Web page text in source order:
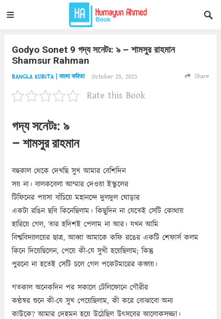
Godyo Sonet 9 গদ্য সনেটঃ: ৯ – শামসুর রাহমান
Shamsur Rahman
BANGLA KOBITA | বাংলা কবিতা October 25, 2023 Share
Rate this Book
গদ্য সনেটঃ: ৯
– শামসুর রাহমান
বহুকাল থেকে দেখছি সুখ আমার বেশিদিন
সয় না। বালকবেলা আম্মার দেওয়া ইস্কুলের
টিফিনের পয়সা বাঁচিয়ে মহানন্দে দুলদুল ঘোড়ার
একটা রঙিন ছবি কিনেছিলাম। কিছুদিন না যেতেই সেটি কোথায়
হারিয়ে গেল, তার হদিশই পেলাম না আর। যখন আমি
বিশ্ববিদ্যালয়ের ছাত্র, আব্বা আমাকে কফি রঙের একটি শেফার্স কলম
কিনে দিয়েছিলেন, পেয়ে কী-যে সুখী হয়েছিলাম; কিন্তু
পুরনো না হতেই সেটি চলে গেল পকেটমারের কব্জায়।
গতকাল অনেকদিন পর সকালে টেলিফোনে গৌরীর
কণ্ঠস্বর শুনে কী-যে সুখ পেয়েছিলাম, কী করে বোঝাবো অন্য
কাউকে? আমার দেহমন হয়ে উঠেছিল উৎসবের আলোকসজ্জা।